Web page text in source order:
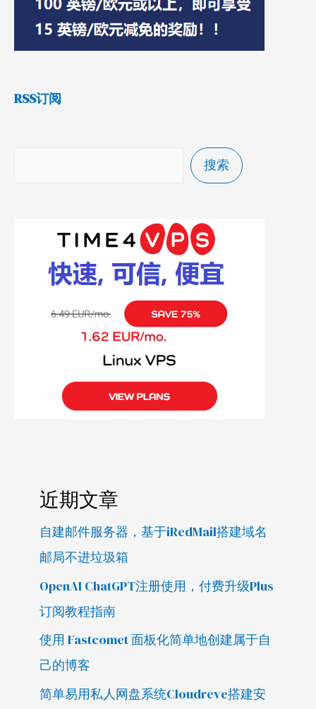
RSS订阅
搜索
近期文章
自建邮件服务器，基于iRedMail搭建域名
邮局不进垃圾箱
OpenAI ChatGPT注册使用，付费升级Plus
订阅教程指南
使用 Fastcomet 面板化简单地创建属于自
己的博客
简单易用私人网盘系统Cloudreve搭建安